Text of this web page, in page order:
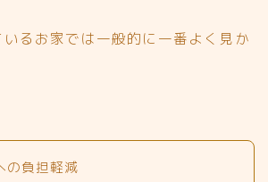
るお家では一般的に一番よく見か
の負担軽減